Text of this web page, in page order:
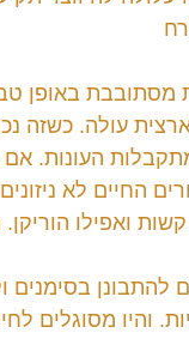
מסתובבת באופן
עולה. כשזה
העונות.
החיים לא
ואפילו
להתבונן
והיו מסוגלים